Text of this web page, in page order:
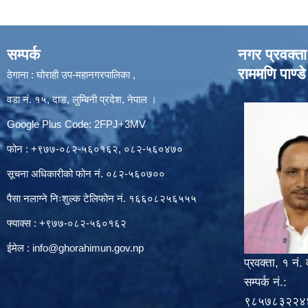
सम्पर्क
ठेगाना : घोराही उप-महानगरपालिका ,
वडा नं. १५, दाङ, लुम्बिनी प्रदेश, नेपाल ।
Google Plus Code: 2FPJ+3MV
फोन : +९७७-०८२-५६०१६२, ०८२-५६०४७०
सूचना अधिकारीको फोन नं. ०८२-५६०७००
पैसा नलाग्ने निःशुल्क टेलिफोन नं. १६६०८२५६५५५
फ्याक्स : +९७७-०८२-५६०१६२
ईमेल : info@ghorahimun.gov.np
नगर प्रवक्ता
राममणि पाण्डे
प्रवक्ता, १ नं.
सम्पर्क नं.: